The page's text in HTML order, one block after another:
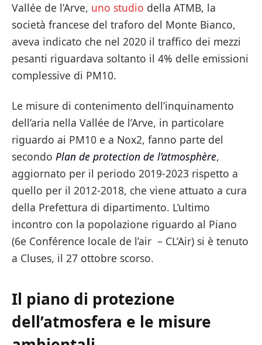
Vallée de l’Arve, uno studio della ATMB, la
società francese del traforo del Monte Bianco,
aveva indicato che nel 2020 il traffico dei mezzi
pesanti riguardava soltanto il 4% delle emissioni
complessive di PM10.
Le misure di contenimento dell’inquinamento
dell’aria nella Vallée de l’Arve, in particolare
riguardo ai PM10 e a Nox2, fanno parte del
secondo Plan de protection de l’atmosphère,
aggiornato per il periodo 2019-2023 rispetto a
quello per il 2012-2018, che viene attuato a cura
della Prefettura di dipartimento. L’ultimo
incontro con la popolazione riguardo al Piano
(6e Conférence locale de l’air – CL’Air) si è tenuto
a Cluses, il 27 ottobre scorso.
Il piano di protezione
dell’atmosfera e le misure